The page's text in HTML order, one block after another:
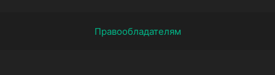
Правообладателям